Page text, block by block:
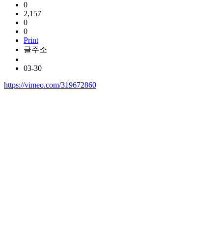
0
2,157
0
0
Print
글주소
03-30
https://vimeo.com/319672860